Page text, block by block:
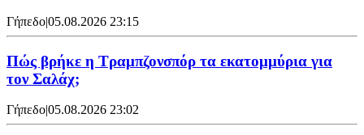
Γήπεδο|05.08.2026 23:15
Πώς βρήκε η Τραμπζονσπόρ τα εκατομμύρια για
τον Σαλάχ;
Γήπεδο|05.08.2026 23:02